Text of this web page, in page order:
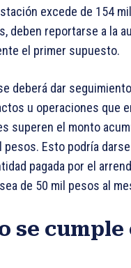
excede de 154
deben reportarse a la
el primer supuesto.
deberá dar
u operaciones que
superen el monto
pesos. Esto podría
pagada por el
de 50 mil pesos al
se cumple